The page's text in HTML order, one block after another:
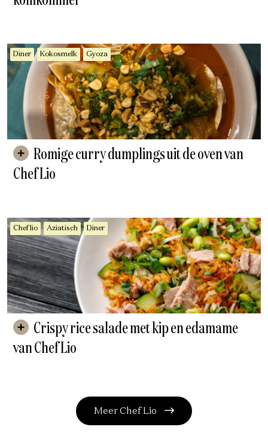
Diner Kokosmelk Gyoza
Chef Lio
Chef lio Aziatisch Diner
van Chef Lio
Meer Chef Lio